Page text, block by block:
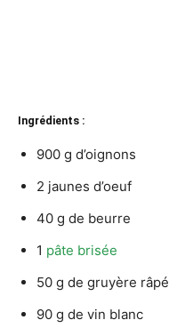
Ingrédients :
900 g d’oignons
2 jaunes d’oeuf
40 g de beurre
1 pâte brisée
50 g de gruyère râpé
90 g de vin blanc